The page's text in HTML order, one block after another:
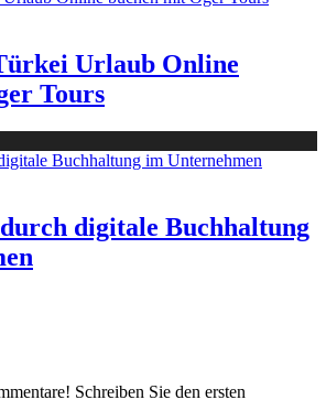
Urlaub Online
Tours
digitale Buchhaltung
Schreiben Sie den ersten